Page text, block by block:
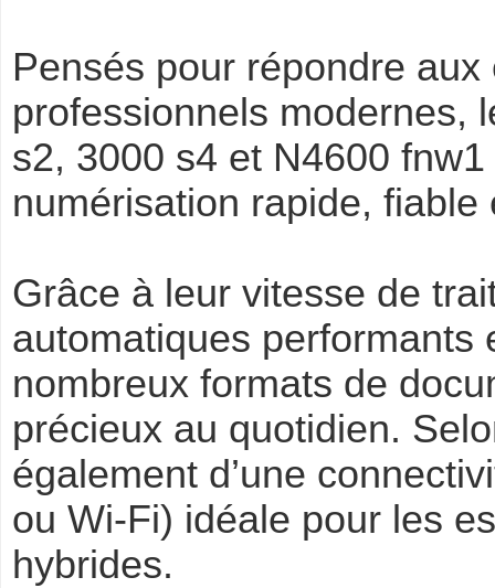
Pensés pour répondre
professionnels modernes,
s2, 3000 s4 et N4600
numérisation rapide, fiable
Grâce à leur vitesse de
automatiques performants
nombreux formats de
précieux au quotidien.
également d’une
ou Wi-Fi) idéale pour les
hybrides.